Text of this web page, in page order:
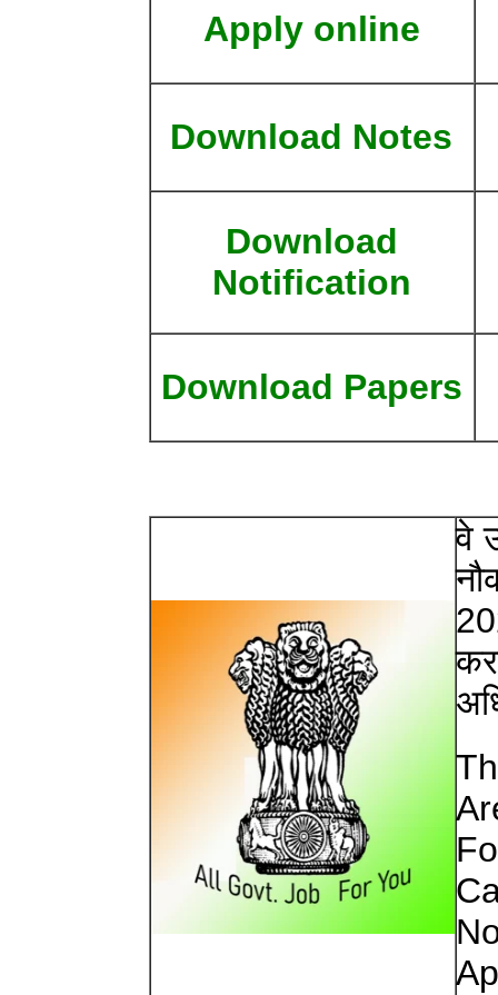
Apply online
Download Notes
Download
Notification
Download Papers
वे